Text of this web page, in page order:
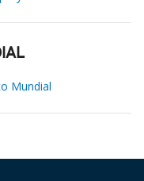
Mundial